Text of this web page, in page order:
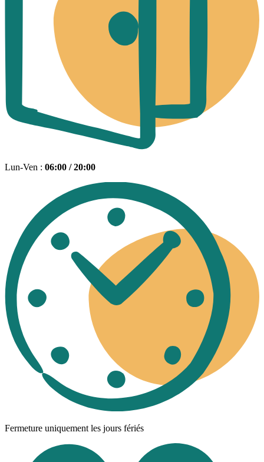
Lun-Ven : 06:00 / 20:00
Fermeture uniquement les jours fériés